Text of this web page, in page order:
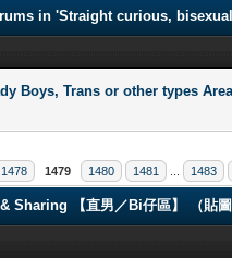
in 'Straight curious,
Boys, Trans or other types
1478 1479 1480 1481 1483
【直男／Bi仔區】 （貼